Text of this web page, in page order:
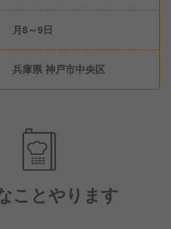
月8～9日
兵庫県 神戸市中央区
ことやります